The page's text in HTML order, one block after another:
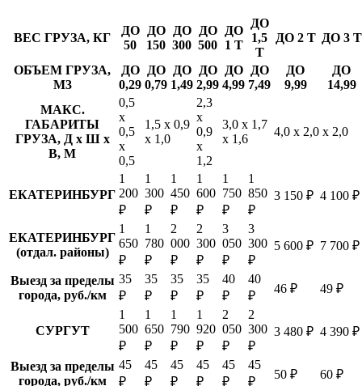
ВЕС ГРУЗА, КГ
ДО
50
ДО
150
ДО
300
ДО
500
ДО
1 Т
ДО
1,5
Т
ДО 2 Т ДО 3 Т
ОБЪЕМ ГРУЗА,
М3
ДО
0,29
ДО
0,79
ДО
1,49
ДО
2,99
ДО
4,99
ДО
7,49
ДО
9,99
ДО
14,99
МАКС.
ГАБАРИТЫ
ГРУЗА, Д х Ш х
В, М
0,5
х
0,5
х
0,5
1,5 х 0,9
х 1,0
2,3
х
0,9
х
1,2
3,0 х 1,7
х 1,6
4,0 х 2,0 х 2,0
ЕКАТЕРИНБУРГ
1
200
₽
1
300
₽
1
450
₽
1
600
₽
1
750
₽
1
850
₽
3 150 ₽ 4 100 ₽
ЕКАТЕРИНБУРГ
(отдал. районы)
1
650
₽
1
780
₽
2
000
₽
2
300
₽
3
050
₽
3
300
₽
5 600 ₽ 7 700 ₽
Выезд за пределы
города, руб./км
35
₽
35
₽
35
₽
35
₽
40
₽
40
₽
46 ₽ 49 ₽
СУРГУТ
1
500
₽
1
650
₽
1
790
₽
1
920
₽
2
050
₽
2
300
₽
3 480 ₽ 4 390 ₽
Выезд за пределы
города, руб./км
45
₽
45
₽
45
₽
45
₽
45
₽
45
₽
50 ₽ 60 ₽